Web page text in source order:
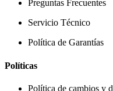
Preguntas Frecuentes
Servicio Técnico
Política de Garantías
Políticas
Política de cambios y